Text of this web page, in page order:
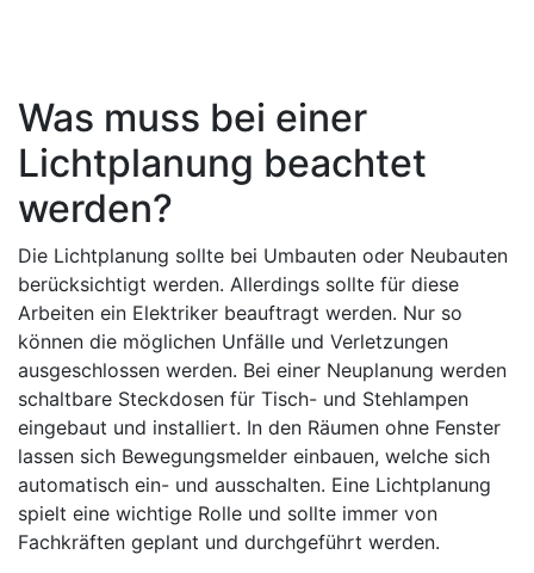
Was muss bei einer
Lichtplanung beachtet
werden?
Die Lichtplanung sollte bei Umbauten oder Neubauten
berücksichtigt werden. Allerdings sollte für diese
Arbeiten ein Elektriker beauftragt werden. Nur so
können die möglichen Unfälle und Verletzungen
ausgeschlossen werden. Bei einer Neuplanung werden
schaltbare Steckdosen für Tisch- und Stehlampen
eingebaut und installiert. In den Räumen ohne Fenster
lassen sich Bewegungsmelder einbauen, welche sich
automatisch ein- und ausschalten. Eine Lichtplanung
spielt eine wichtige Rolle und sollte immer von
Fachkräften geplant und durchgeführt werden.